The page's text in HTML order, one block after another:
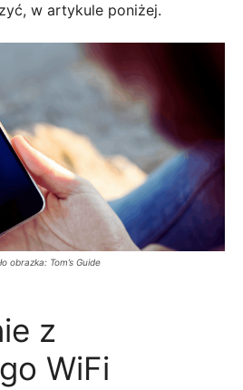
w artykule poniżej.
obrazka: Tom’s Guide
z
WiFi